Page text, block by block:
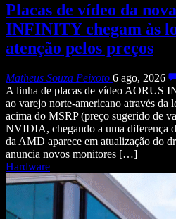
Placas de vídeo da
INFINITY chegam às
atenção pelos preços
Matheus Souza Peixoto 6 ago, 2026
A linha de placas de vídeo AORUS
ao varejo norte-americano através da
acima do MSRP (preço sugerido de
NVIDIA, chegando a uma diferença
da AMD aparece em atualização do
anuncia novos monitores […]
Hardware